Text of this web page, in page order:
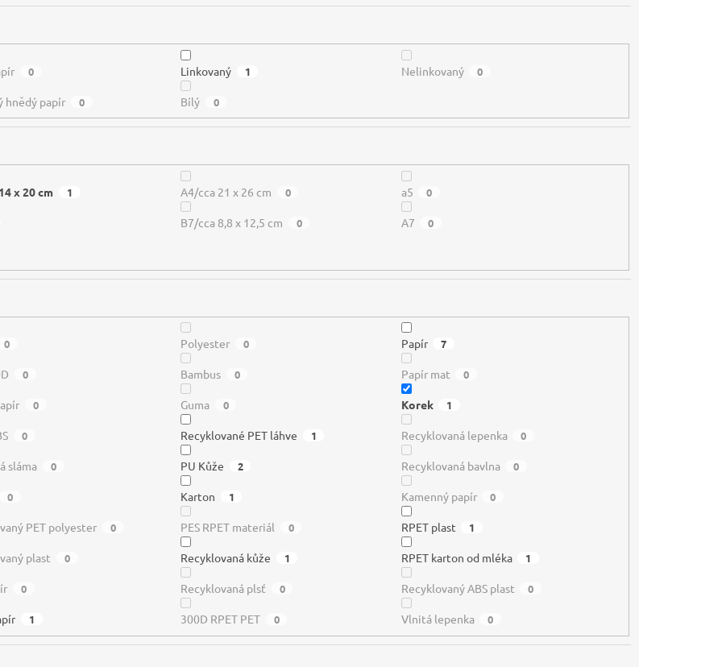
0 Linkovaný 1 Nelinkovaný 0
hnědý papír 0 Bílý 0
x 20 cm 1 A4/cca 21 x 26 cm 0 a5 0
B7/cca 8,8 x 12,5 cm 0 A7 0
0 Polyester 0 Papír 7
0 Bambus 0 Papír mat 0
0 Guma 0 Korek 1
0 Recyklované PET láhve 1 Recyklovaná lepenka 0
sláma 0 PU Kůže 2 Recyklovaná bavlna 0
0 Karton 1 Kamenný papír 0
PET polyester 0 PES RPET materiál 0 RPET plast 1
plast 0 Recyklovaná kůže 1 RPET karton od mléka 1
0 Recyklovaná plsť 0 Recyklovaný ABS plast 0
1 300D RPET PET 0 Vlnitá lepenka 0